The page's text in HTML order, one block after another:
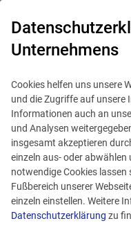
Unternehmens
Cookies helfen uns unsere
und die Zugriffe auf unsere
Informationen auch an
und Analysen
insgesamt akzeptieren
einzeln aus- oder abwählen
notwendige Cookies lassen
Fußbereich unserer
einzeln einstellen. Weitere
Datenschutzerklärung zu